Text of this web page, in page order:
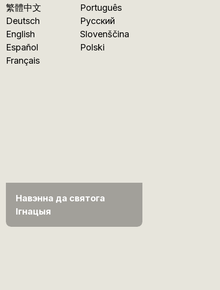
繁體中文
Deutsch
English
Español
Français
Português
Русский
Slovenščina
Polski
Навэнна да святога
Ігнацыя